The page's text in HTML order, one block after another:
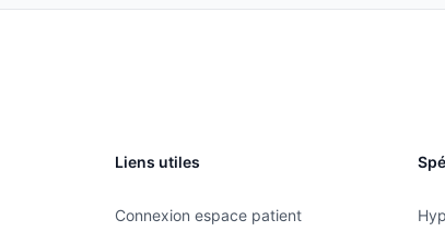
Liens utiles
Connexion espace patient